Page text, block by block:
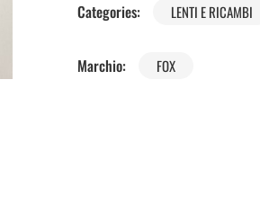
Categories:
LENTI E RICAMBI
Marchio: FOX